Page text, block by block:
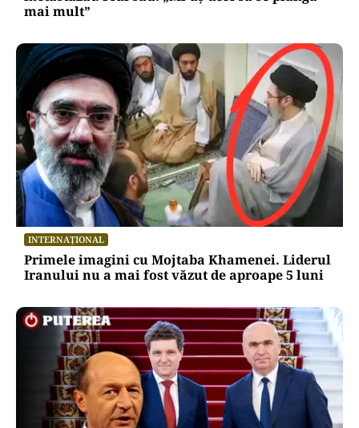
mai mult”
INTERNAȚIONAL
Primele imagini cu Mojtaba Khamenei. Liderul
Iranului nu a mai fost văzut de aproape 5 luni